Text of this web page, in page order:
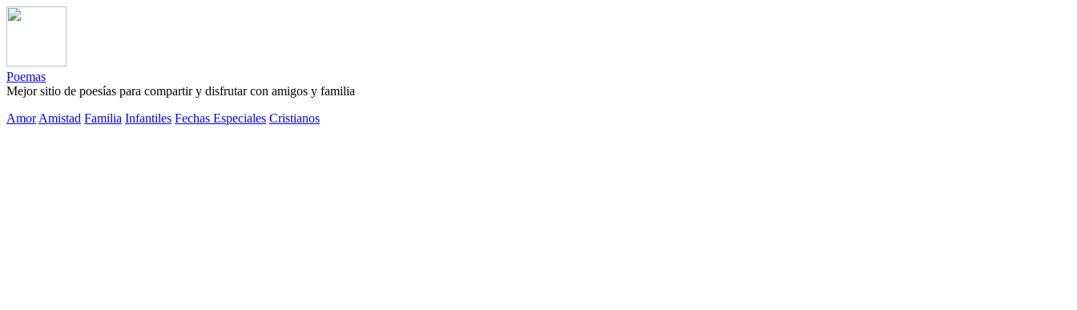
Poemas
Mejor sitio de poesías para compartir y disfrutar con amigos y familia
Amor Amistad Familia Infantiles Fechas Especiales Cristianos